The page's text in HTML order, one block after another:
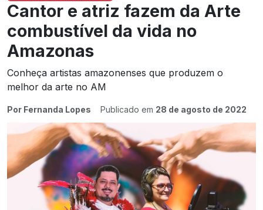
Cantor e atriz fazem da Arte
combustível da vida no
Amazonas
Conheça artistas amazonenses que produzem o
melhor da arte no AM
Por Fernanda Lopes Publicado em 28 de agosto de 2022